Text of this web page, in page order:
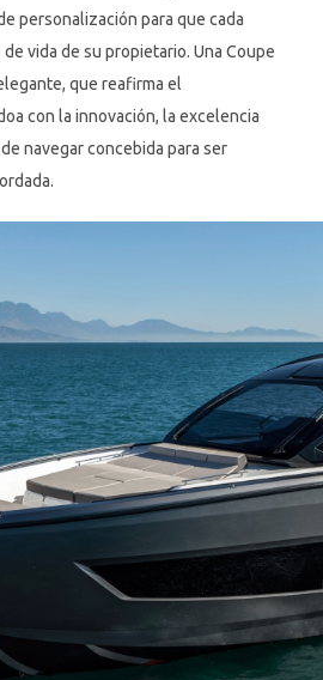
personalización para que cada
vida de su propietario. Una Coupe
que reafirma el
con la innovación, la excelencia
navegar concebida para ser